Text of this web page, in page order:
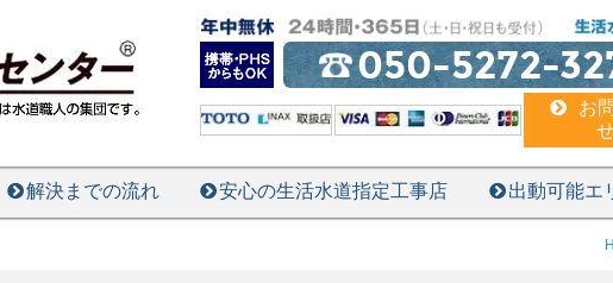
050-5272-
お
解決までの流れ 安心の生活水道指定工事店 出動可能エ